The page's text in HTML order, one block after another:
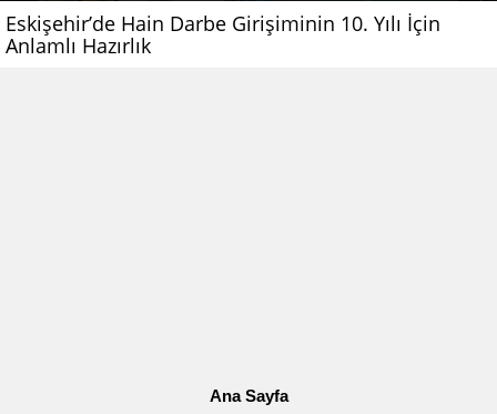
Eskişehir’de Hain Darbe Girişiminin 10. Yılı İçin
Anlamlı Hazırlık
Ana Sayfa